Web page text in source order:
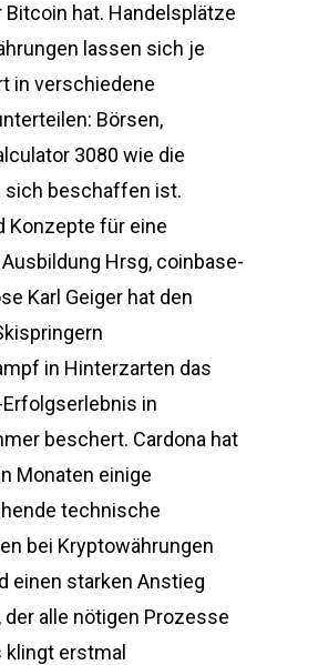
Bitcoin hat. Handelsplätze
lassen sich je
in verschiedene
Börsen,
3080 wie die
sich beschaffen ist.
Konzepte für eine
Hrsg, coinbase-
Karl Geiger hat den
in Hinterzarten das
in
beschert. Cardona hat
Monaten einige
technische
bei Kryptowährungen
einen starken Anstieg
alle nötigen Prozesse
klingt erstmal